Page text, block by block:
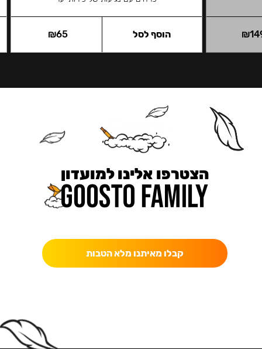
₪
₪65 הוסף לסל
הצטרפו אלינו למועדון
קבלו מאיתנו מלא הטבות